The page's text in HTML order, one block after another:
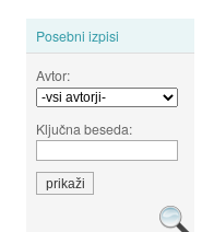
Posebni izpisi
Avtor:
Ključna beseda: